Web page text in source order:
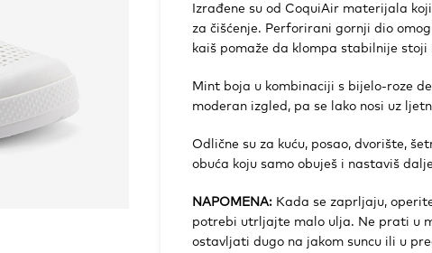
Izrađene su od CoquiAir materijala
za čišćenje. Perforirani gornji dio
kaiš pomaže da klompa stabilnije
Mint boja u kombinaciji s bijelo-roze
moderan izgled, pa se lako nosi uz
Odlične su za kuću, posao, dvorište,
obuća koju samo obuješ i nastaviš
NAPOMENA:Kada se zaprljaju,
potrebi utrljajte malo ulja. Ne prati u
ostavljati dugo na jakom suncu ili u